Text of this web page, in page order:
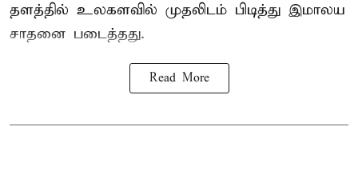
தளத்தில் உலகளவில் முதலிடம் பிடித்து இமாலய
சாதனை படைத்தது.
Read More